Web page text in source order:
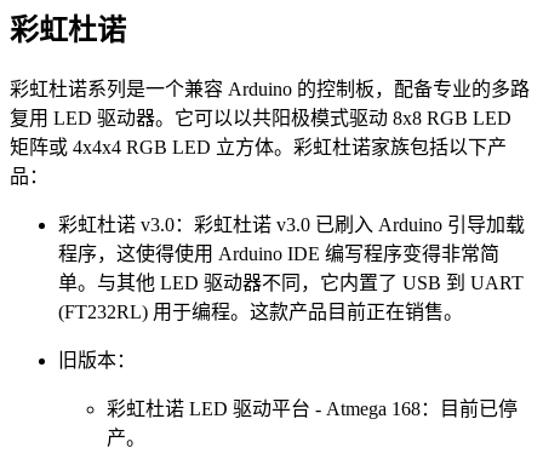
彩虹杜诺
彩虹杜诺系列是一个兼容 Arduino 的控制板，配备专业的多路
复用 LED 驱动器。它可以以共阳极模式驱动 8x8 RGB LED
矩阵或 4x4x4 RGB LED 立方体。彩虹杜诺家族包括以下产
品：
彩虹杜诺 v3.0：彩虹杜诺 v3.0 已刷入 Arduino 引导加载
程序，这使得使用 Arduino IDE 编写程序变得非常简
单。与其他 LED 驱动器不同，它内置了 USB 到 UART
(FT232RL) 用于编程。这款产品目前正在销售。
旧版本：
彩虹杜诺 LED 驱动平台 - Atmega 168：目前已停
产。